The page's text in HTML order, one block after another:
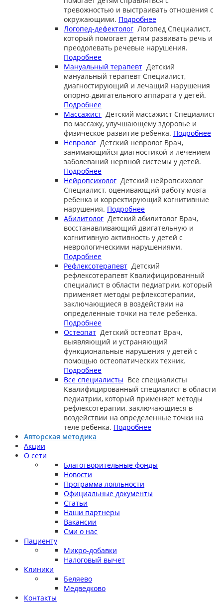
тревожностью и выстраивать отношения с
окружающими. Подробнее
Логопед-дефектолог Логопед Специалист,
который помогает детям развивать речь и
преодолевать речевые нарушения.
Подробнее
Мануальный терапевт Детский
мануальный терапевт Специалист,
диагностирующий и лечащий нарушения
опорно-двигательного аппарата у детей.
Подробнее
Массажист Детский массажист Специалист
по массажу, улучшающему здоровье и
физическое развитие ребенка. Подробнее
Невролог Детский невролог Врач,
занимающийся диагностикой и лечением
заболеваний нервной системы у детей.
Подробнее
Нейропсихолог Детский нейропсихолог
Специалист, оценивающий работу мозга
ребенка и корректирующий когнитивные
нарушения. Подробнее
Абилитолог Детский абилитолог Врач,
восстанавливающий двигательную и
когнитивную активность у детей с
неврологическими нарушениями.
Подробнее
Рефлексотерапевт Детский
рефлексотерапевт Квалифицированный
специалист в области педиатрии, который
применяет методы рефлексотерапии,
заключающиеся в воздействии на
определенные точки на теле ребенка.
Подробнее
Остеопат Детский остеопат Врач,
выявляющий и устраняющий
функциональные нарушения у детей с
помощью остеопатических техник.
Подробнее
Все специалисты Все специалисты
Квалифицированный специалист в области
педиатрии, который применяет методы
рефлексотерапии, заключающиеся в
воздействии на определенные точки на
теле ребенка. Подробнее
Авторская методика
Акции
О сети
Благотворительные фонды
Новости
Программа лояльности
Официальные документы
Статьи
Наши партнеры
Вакансии
Сми о нас
Пациенту
Микро-добавки
Налоговый вычет
Клиники
Беляево
Медведково
Контакты